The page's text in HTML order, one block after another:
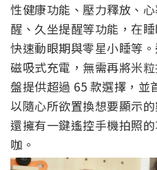
性健康功能、壓力釋放、
醒、久坐提醒等功能，在
快速動眼期與零星小睡等
磁吸式充電，無需再將米
盤提供超過 65 款選擇，並
以隨心所欲置換想要顯示
還擁有一鍵遙控手機拍照
咖。